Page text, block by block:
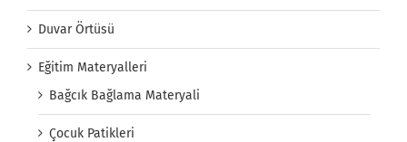
Duvar Örtüsü
Eğitim Materyalleri
Bağcık Bağlama Materyali
Çocuk Patikleri